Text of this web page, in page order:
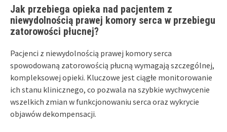
Jak przebiega opieka nad pacjentem z
niewydolnością prawej komory serca w przebiegu
zatorowości płucnej?
Pacjenci z niewydolnością prawej komory serca
spowodowaną zatorowością płucną wymagają szczególnej,
kompleksowej opieki. Kluczowe jest ciągłe monitorowanie
ich stanu klinicznego, co pozwala na szybkie wychwycenie
wszelkich zmian w funkcjonowaniu serca oraz wykrycie
objawów dekompensacji.